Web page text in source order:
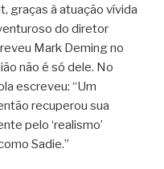
graças à atuação vívida
do diretor
Mark Deming no
não é só dele. No
escreveu: “Um
recuperou sua
pelo ‘realismo’
Sadie.”